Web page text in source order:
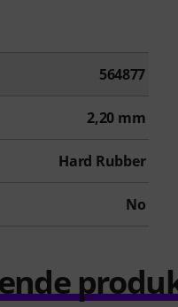
564877
2,20 mm
Hard Rubber
No